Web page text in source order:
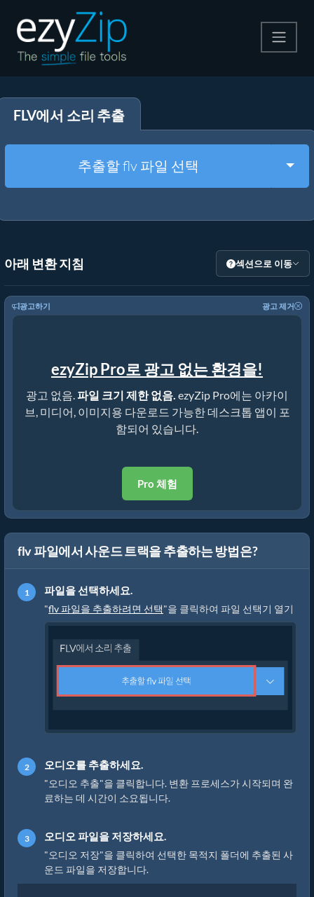
압축 해제
기타 도구
FLV에서 소리 추출
추출할 flv 파일 선택
아래 변환 지침 섹션으로 이동
광고하기 광고 제거
ezyZip Pro로 광고 없는 환경을!
광고 없음.파일 크기 제한 없음. ezyZip Pro에는 아카이
브, 미디어, 이미지용 다운로드 가능한 데스크톱 앱이 포
함되어 있습니다.
Pro 체험
flv 파일에서 사운드 트랙을 추출하는 방법은?
파일을 선택하세요.
"flv 파일을 추출하려면 선택"을 클릭하여 파일 선택기 열기
오디오를 추출하세요.
"오디오 추출"을 클릭합니다. 변환 프로세스가 시작되며 완
료하는 데 시간이 소요됩니다.
오디오 파일을 저장하세요.
"오디오 저장"을 클릭하여 선택한 목적지 폴더에 추출된 사
운드 파일을 저장합니다.